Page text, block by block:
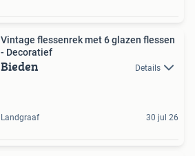
Vintage flessenrek met 6 glazen flessen
- Decoratief
Bieden Details
Landgraaf 30 jul 26